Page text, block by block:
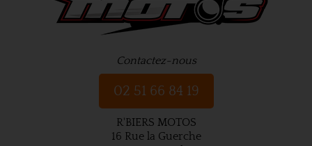
Contactez-nous
02 51 66 84 19
R'BIERS MOTOS
16 Rue la Guerche